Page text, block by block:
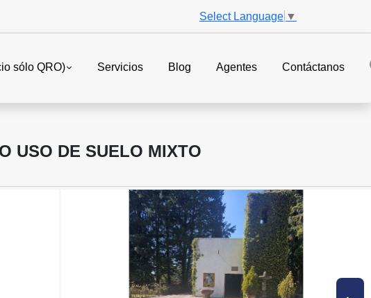
Select Language ▼
sólo QRO) Servicios Blog Agentes Contáctanos
USO DE SUELO MIXTO